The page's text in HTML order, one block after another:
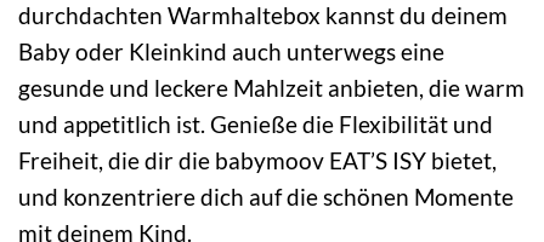
durchdachten Warmhaltebox kannst du deinem
Baby oder Kleinkind auch unterwegs eine
gesunde und leckere Mahlzeit anbieten, die warm
und appetitlich ist. Genieße die Flexibilität und
Freiheit, die dir die babymoov EAT’S ISY bietet,
und konzentriere dich auf die schönen Momente
mit deinem Kind.